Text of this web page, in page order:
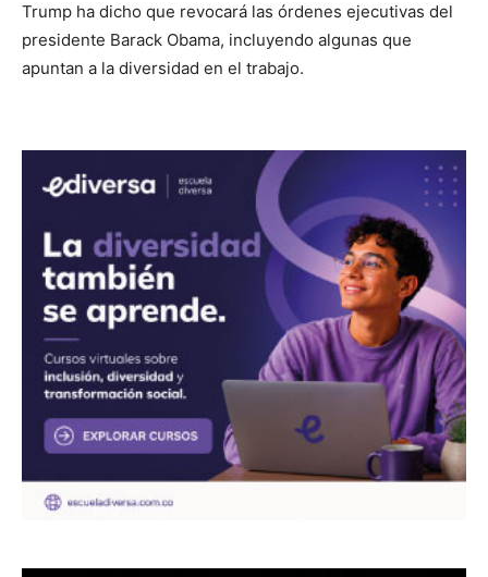
Trump ha dicho que revocará las órdenes ejecutivas del
presidente Barack Obama, incluyendo algunas que
apuntan a la diversidad en el trabajo.